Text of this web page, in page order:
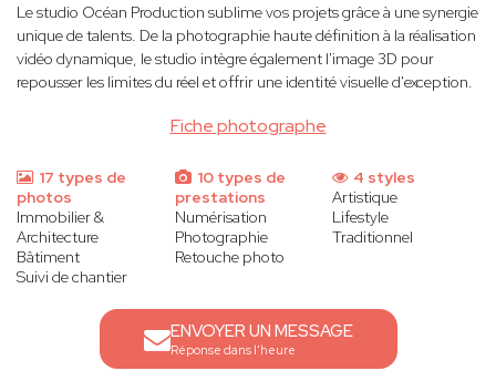
Fiche photographe
Le studio Océan Production sublime vos projets grâce à une synergie
unique de talents. De la photographie haute définition à la réalisation
vidéo dynamique, le studio intègre également l'image 3D pour
repousser les limites du réel et offrir une identité visuelle d'exception.
17 types de
photos
Immobilier &
Architecture
Bâtiment
Suivi de chantier
10 types de
prestations
Numérisation
Photographie
Retouche photo
4 styles
Artistique
Lifestyle
Traditionnel
ENVOYER UN MESSAGE
Réponse dans l'heure